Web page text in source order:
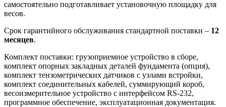
самостоятельно подготавливает установочную площадку для
весов.
Срок гарантийного обслуживания стандартной поставки – 12
месяцев.
Комплект поставки: грузоприемное устройство в сборе,
комплект опорных закладных деталей фундамента (опция),
комплект тензометрических датчиков с узлами встройки,
комплект соединительных кабелей, суммирующий короб,
весоизмерительное устройство с интерфейсом RS-232,
программное обеспечение, эксплуатационная документация.